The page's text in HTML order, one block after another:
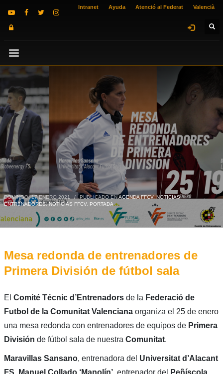
Intranet Ayuda Atenció al Federat Valencià
DOMINGO, 17 ENERO 2021 / PUBLICADO ENAGENDA FFCV,NOTICIAS
ENTRENADORES,NOTICIAS FFCV, PORTADA
Mesa redonda de entrenadores de
Primera División de fútbol sala
El Comité Técnic d’Entrenadorsde la Federació de
Futbol de la Comunitat Valencianaorganiza el 25 de enero
una mesa redonda con entrenadores de equipos de Primera
División de fútbol sala de nuestra Comunitat.
Maravillas Sansano, entrenadora del Universitat d’Alacant
FS, Manuel Collado ‘Manolín’, entrenador del
Peñíscola